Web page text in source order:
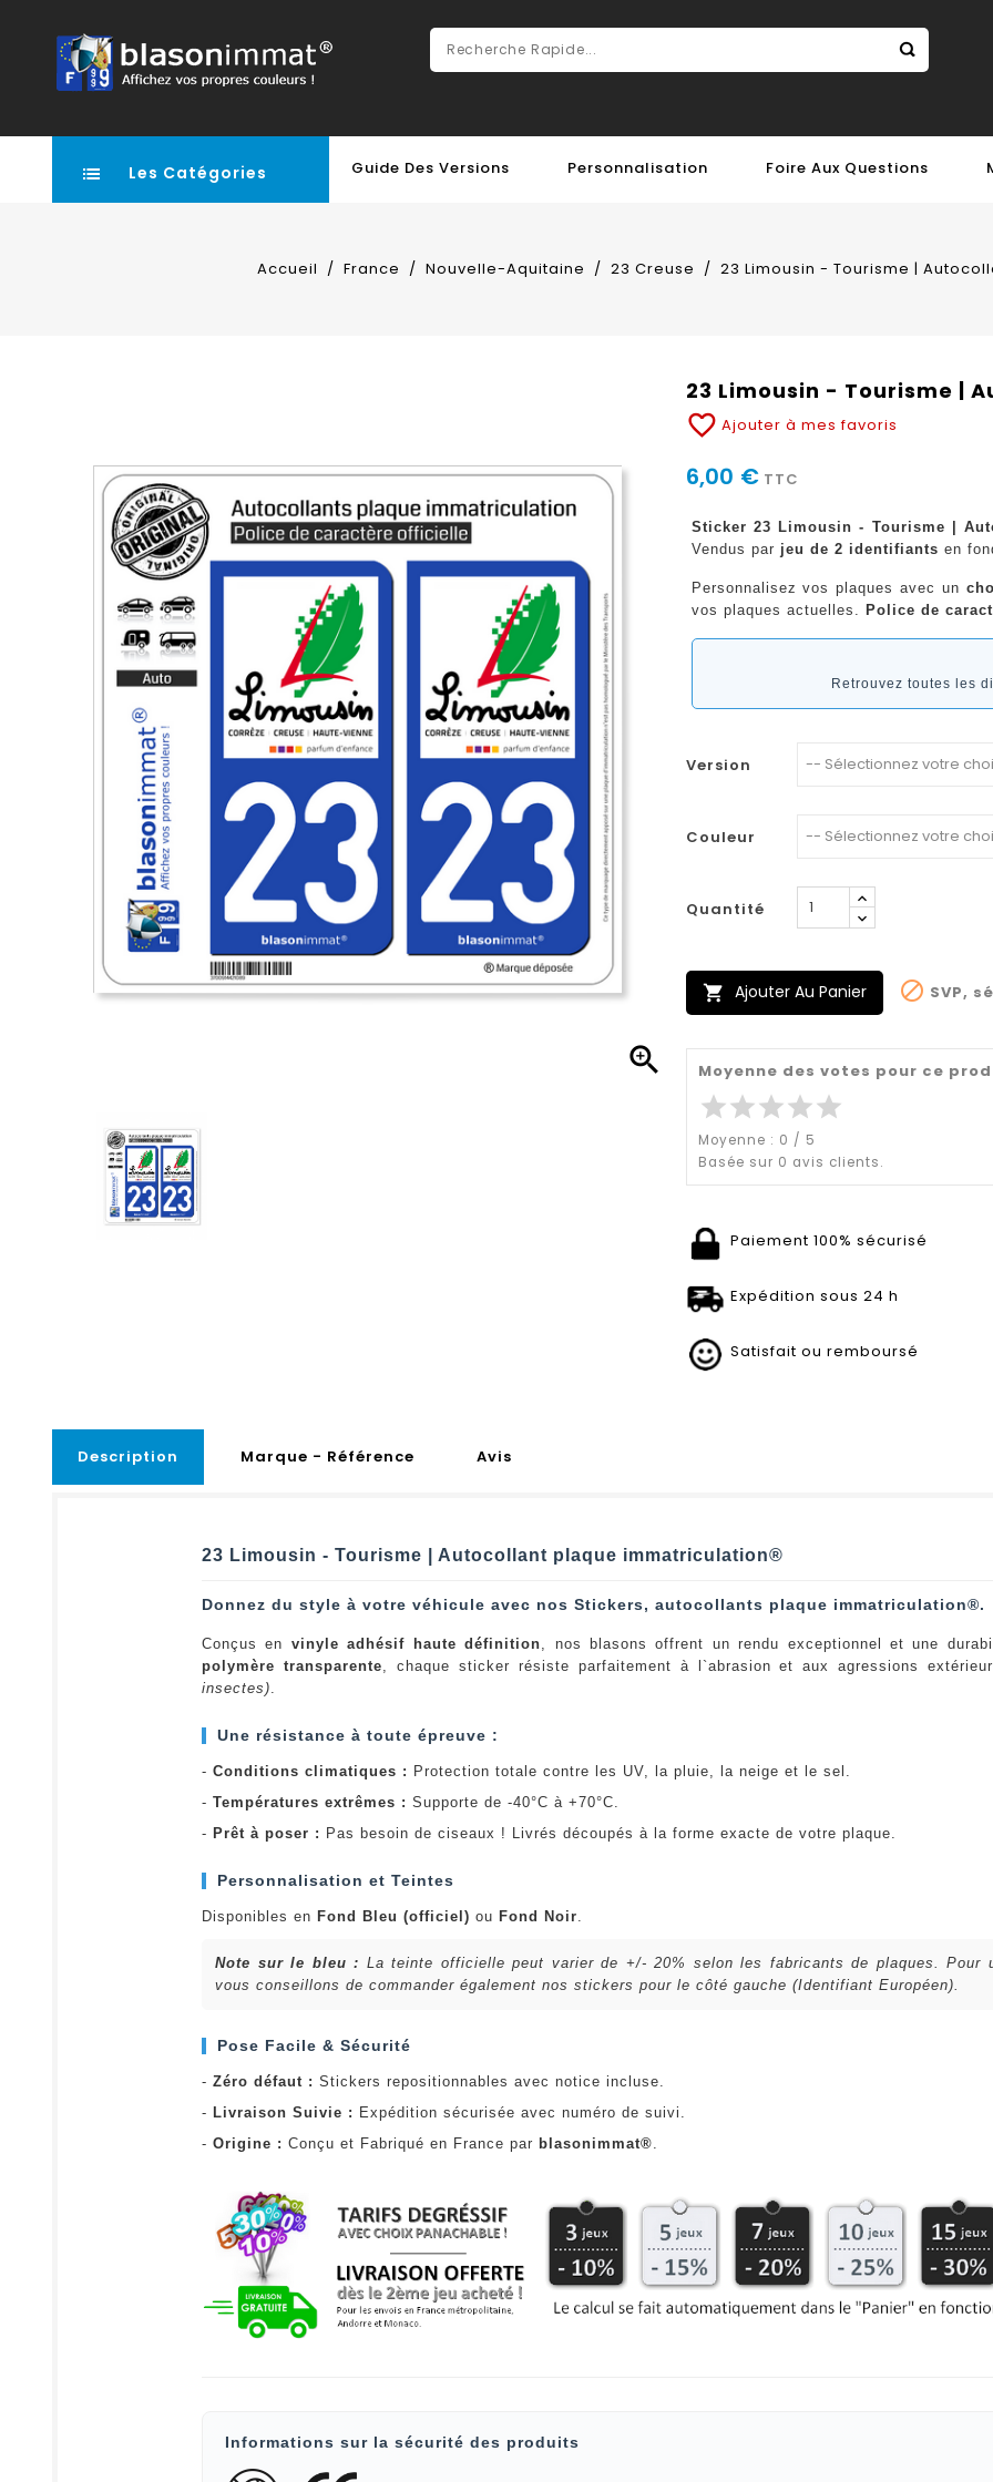
Les Catégories Guide Des Versions Personnalisation Foire Aux Questions
Accueil France Nouvelle-Aquitaine 23 Creuse 23 Limousin - Tourisme |

23 Limousin - Tourisme |
favorite_border Ajouter à mes favoris
6,00 € TTC
Sticker 23 Limousin - Tourisme |
Vendus par jeu de 2 identifiants en
Personnalisez vos plaques avec un
vos plaques actuelles.
Police de
Retrouvez toutes les
Version
Couleur
Quantité
 Ajouter Au Panier  SVP,
Moyenne des votes pour ce
starstarstarstarstar
Moyenne : 0 / 5
Basée sur 0 avis clients.
Paiement 100% sécurisé
Expédition sous 24 h
Satisfait ou remboursé
Description Marque - Référence Avis
23 Limousin - Tourisme | Autocollant plaque immatriculation®
Donnez du style à votre véhicule avec nos Stickers, autocollants plaque immatriculation®.
Conçus en vinyle adhésif haute définition , nos blasons offrent un rendu exceptionnel et une
polymère transparente , chaque sticker résiste parfaitement à l`abrasion et aux agressions
insectes)
Une résistance à toute épreuve :
- Conditions climatiques : Protection totale contre les UV, la pluie, la neige et le sel.
- Températures extrêmes : Supporte de -40°C à +70°C.
- Prêt à poser : Pas besoin de ciseaux ! Livrés découpés à la forme exacte de votre plaque.
Personnalisation et Teintes
Disponibles en Fond Bleu (officiel) ou Fond Noir
Note sur le bleu : La teinte officielle peut varier de +/- 20% selon les fabricants de plaques. Pour
vous conseillons de commander également nos stickers pour le côté gauche (Identifiant Européen).
Pose Facile & Sécurité
- Zéro défaut : Stickers repositionnables avec notice incluse.
- Livraison Suivie : Expédition sécurisée avec numéro de suivi.
- Origine : Conçu et Fabriqué en France par blasonimmat®
Informations sur la sécurité des produits